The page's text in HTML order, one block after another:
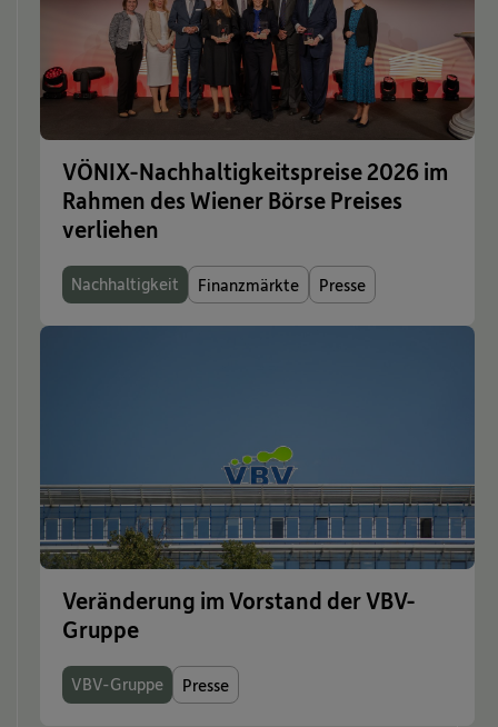
VÖNIX-Nachhaltigkeitspreise 2026 im
Rahmen des Wiener Börse Preises
verliehen
Nachhaltigkeit Finanzmärkte Presse
Veränderung im Vorstand der VBV-
Gruppe
VBV-Gruppe Presse